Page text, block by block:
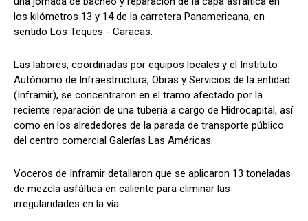
los kilómetros 13 y 14 de la carretera Panamericana, en
sentido Los Teques - Caracas.
Las labores, coordinadas por equipos locales y el Instituto
Autónomo de Infraestructura, Obras y Servicios de la entidad
(Inframir), se concentraron en el tramo afectado por la
reciente reparación de una tubería a cargo de Hidrocapital, así
como en los alrededores de la parada de transporte público
del centro comercial Galerías Las Américas.
Voceros de Inframir detallaron que se aplicaron 13 toneladas
de mezcla asfáltica en caliente para eliminar las
irregularidades en la vía.